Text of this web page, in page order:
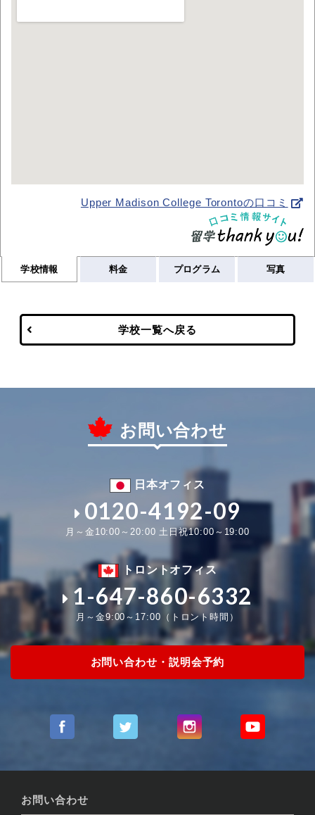
Upper Madison College Torontoの口コミ
学校情報 料金 プログラム 写真
学校一覧へ戻る
お問い合わせ
日本オフィス
0120-4192-09
月～金10:00～20:00 土日祝10:00～19:00
トロントオフィス
1-647-860-6332
月～金9:00～17:00（トロント時間）
お問い合わせ・説明会予約
お問い合わせ